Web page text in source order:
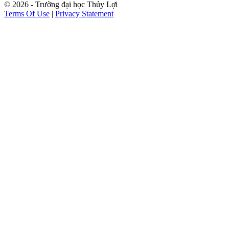
© 2026 - Trường đại học Thủy Lợi
Terms Of Use | Privacy Statement